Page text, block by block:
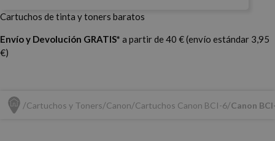
Cartuchos de tinta y toners baratos
Envío y Devolución GRATIS* a partir de 40 € (envío estándar 3,95
€)
Cartuchos y Toners Canon Cartuchos Canon BCI-6 Canon